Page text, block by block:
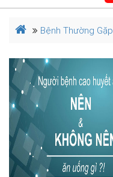
Bệnh Thường Gặp